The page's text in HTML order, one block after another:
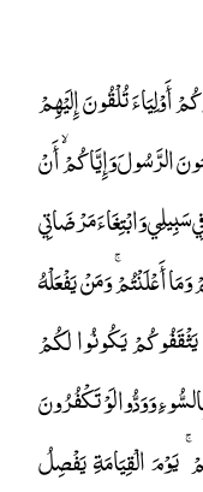
أَوْلِيَاءَ تُلْقُونَ إِلَيْهِمْ
الرَّسُولَ وَإِيَّاكُمْ ۙ أَنْ
وَابْتِغَاءَ مَرْضَاتِي
أَعْلَنْتُمْ ۚ وَمَنْ يَفْعَلْهُ
السَّبِيلِ ﴿1﴾ إِنْ يَثْقَفُوكُمْ يَكُونُوا لَكُمْ
وَوَدُّوا لَوْ تَكْفُرُونَ
يَوْمَ الْقِيَامَةِ يَفْصِلُ